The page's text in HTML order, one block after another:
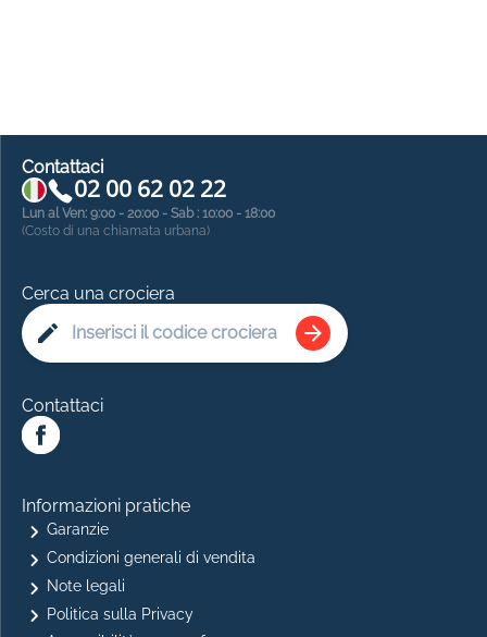
Contattaci
02 00 62 02 22
Lun al Ven: 9:00 - 20:00 - Sab : 10:00 - 18:00
(Costo di una chiamata urbana)
Cerca una crociera
Contattaci
Informazioni pratiche
Garanzie
Condizioni generali di vendita
Note legali
Politica sulla Privacy